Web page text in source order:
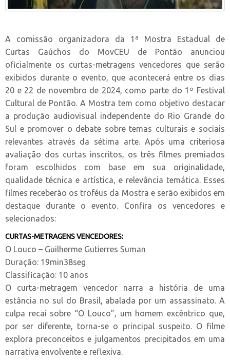
A comissão organizadora da 1ª Mostra Estadual de
Curtas Gaúchos do MovCEU de Pontão anunciou
oficialmente os curtas-metragens vencedores que serão
exibidos durante o evento, que acontecerá entre os dias
20 e 22 de novembro de 2024, como parte do 1º Festival
Cultural de Pontão. A Mostra tem como objetivo destacar
a produção audiovisual independente do Rio Grande do
Sul e promover o debate sobre temas culturais e sociais
relevantes através da sétima arte. Após uma criteriosa
avaliação dos curtas inscritos, os três filmes premiados
foram escolhidos com base em sua originalidade,
qualidade técnica e artística, e relevância temática. Esses
filmes receberão os troféus da Mostra e serão exibidos em
destaque durante o evento. Confira os vencedores e
selecionados:
CURTAS-METRAGENS VENCEDORES:
O Louco – Guilherme Gutierres Suman
Duração: 19min38seg
Classificação: 10 anos
O curta-metragem vencedor narra a história de uma
estância no sul do Brasil, abalada por um assassinato. A
culpa recai sobre “O Louco”, um homem excêntrico que,
por ser diferente, torna-se o principal suspeito. O filme
explora preconceitos e julgamentos precipitados em uma
narrativa envolvente e reflexiva.